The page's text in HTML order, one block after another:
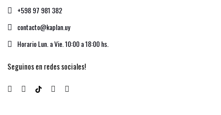
+598 97 981 382
contacto@kaplan.uy
Horario Lun. a Vie. 10:00 a 18:00 hs.
Seguinos en redes sociales!